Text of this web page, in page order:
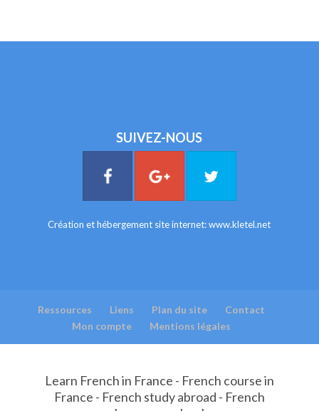
SUIVEZ-NOUS
Création et hébergement site internet:www.kletel.net
Ressources Liens Plan du site
Contact
Mon compte
Mentions légales
Learn French in France - French course in
France - French study abroad - French